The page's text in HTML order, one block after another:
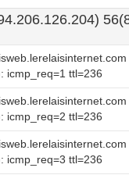
icmp_req=1 ttl=236
icmp_req=2 ttl=236
icmp_req=3 ttl=236